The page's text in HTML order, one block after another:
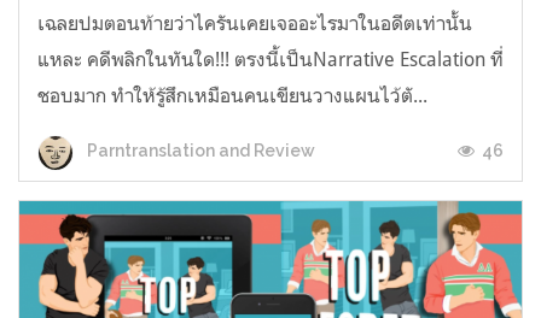
เฉลยปมตอนท้ายว่าไครันเคยเจออะไรมาในอดีตเท่านั้น
แหละ คดีพลิกในทันใด!!! ตรงนี้เป็นNarrative Escalation ที่
ชอบมาก ทำให้รู้สึกเหมือนคนเขียนวางแผนไว้ตั...
Parntranslation and Review 46